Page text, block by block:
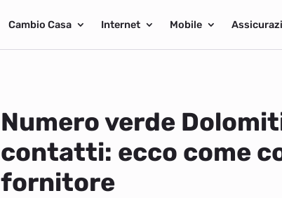
Cambio Casa Internet Mobile
Numero verde
contatti: ecco come
fornitore